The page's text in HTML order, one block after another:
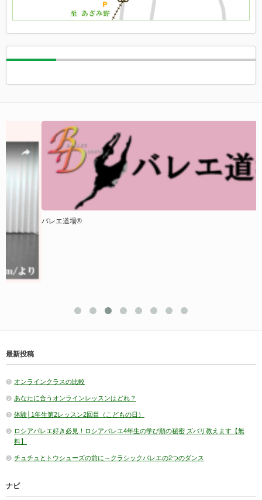
バレエ道場®
最新投稿
オンラインクラスの比較
あなたに合うオンラインレッスンはどれ？
体験│1年生第2レッスン2回目（こどもの日）
ロシアバレエ好き必見！ロシアバレエ4年生の学び順の秘密 ズバリ教えます【無
料】
チュチュとトウシューズの前に～クラシックバレエの2つのダンス
ナビ